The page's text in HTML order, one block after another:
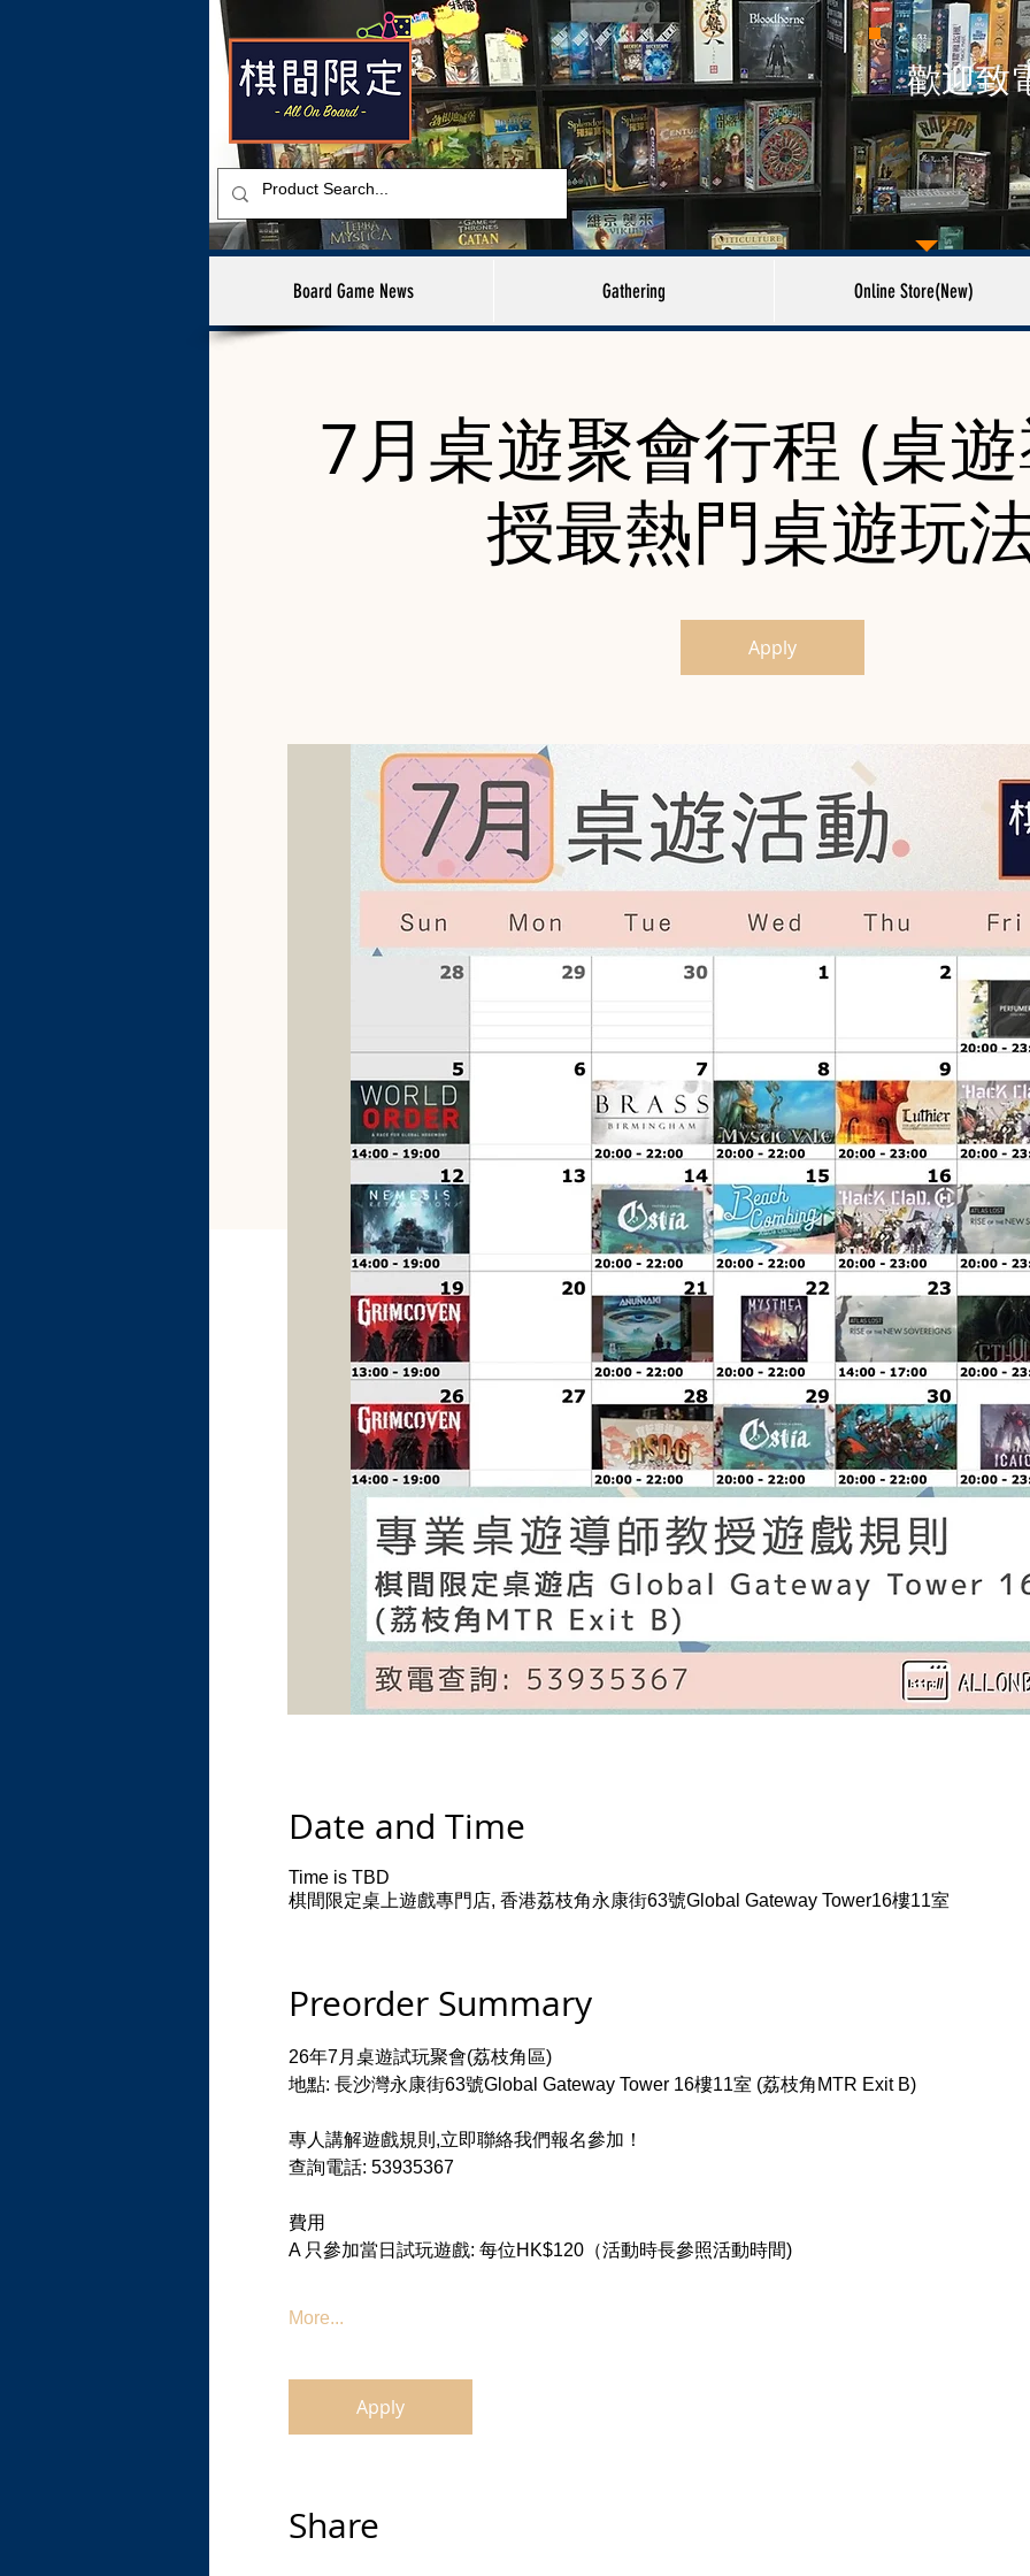
歡迎致
Board Game News Gathering Online Store(New)
7月桌遊聚會行程 (桌
授最熱門桌遊玩
Apply
Date and Time
Time is TBD
棋間限定桌上遊戲專門店, 香港荔枝角永康街63號Global Gateway Tower16樓11室
Preorder Summary
26年7月桌遊試玩聚會(荔枝角區)
地點: 長沙灣永康街63號Global Gateway Tower 16樓11室 (荔枝角MTR Exit B)
專人講解遊戲規則,立即聯絡我們報名參加！
查詢電話: 53935367
費用
A 只參加當日試玩遊戲: 每位HK$120（活動時長參照活動時間)
More...
Apply
Share